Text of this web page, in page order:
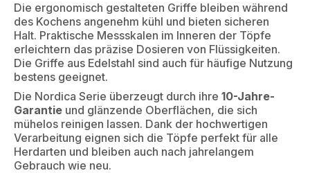
Die ergonomisch gestalteten Griffe bleiben während
des Kochens angenehm kühl und bieten sicheren
Halt. Praktische Messskalen im Inneren der Töpfe
erleichtern das präzise Dosieren von Flüssigkeiten.
Die Griffe aus Edelstahl sind auch für häufige Nutzung
bestens geeignet.
Die Nordica Serie überzeugt durch ihre 10-Jahre-
Garantie und glänzende Oberflächen, die sich
mühelos reinigen lassen. Dank der hochwertigen
Verarbeitung eignen sich die Töpfe perfekt für alle
Herdarten und bleiben auch nach jahrelangem
Gebrauch wie neu.